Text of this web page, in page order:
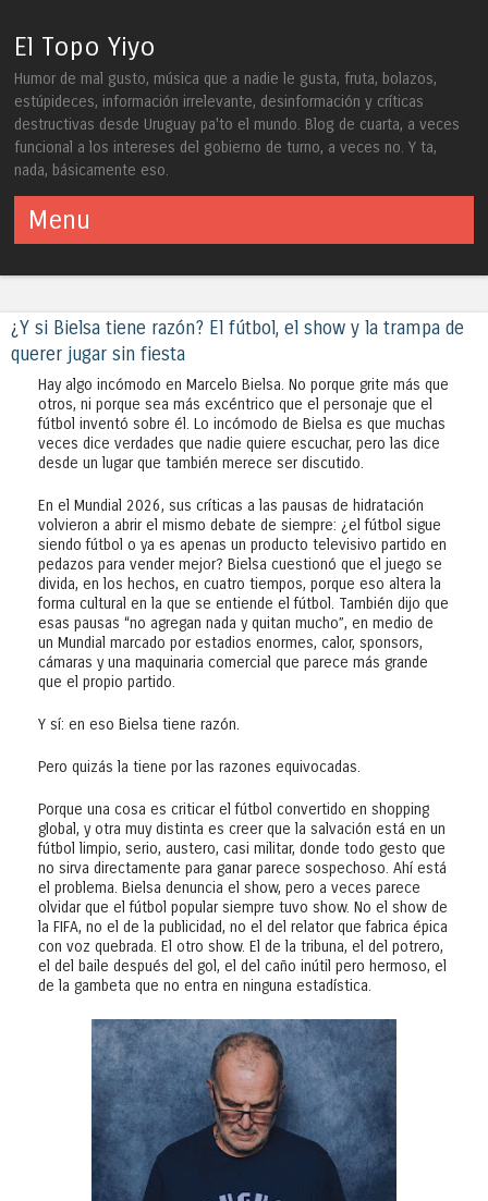
El Topo Yiyo
Humor de mal gusto, música que a nadie le gusta, fruta, bolazos,
estúpideces, información irrelevante, desinformación y críticas
destructivas desde Uruguay pa'to el mundo. Blog de cuarta, a veces
funcional a los intereses del gobierno de turno, a veces no. Y ta,
nada, básicamente eso.
Menu
¿Y si Bielsa tiene razón? El fútbol, el show y la trampa de
querer jugar sin fiesta
Hay algo incómodo en Marcelo Bielsa. No porque grite más que
otros, ni porque sea más excéntrico que el personaje que el
fútbol inventó sobre él. Lo incómodo de Bielsa es que muchas
veces dice verdades que nadie quiere escuchar, pero las dice
desde un lugar que también merece ser discutido.
En el Mundial 2026, sus críticas a las pausas de hidratación
volvieron a abrir el mismo debate de siempre: ¿el fútbol sigue
siendo fútbol o ya es apenas un producto televisivo partido en
pedazos para vender mejor? Bielsa cuestionó que el juego se
divida, en los hechos, en cuatro tiempos, porque eso altera la
forma cultural en la que se entiende el fútbol. También dijo que
esas pausas “no agregan nada y quitan mucho”, en medio de
un Mundial marcado por estadios enormes, calor, sponsors,
cámaras y una maquinaria comercial que parece más grande
que el propio partido.
Y sí: en eso Bielsa tiene razón.
Pero quizás la tiene por las razones equivocadas.
Porque una cosa es criticar el fútbol convertido en shopping
global, y otra muy distinta es creer que la salvación está en un
fútbol limpio, serio, austero, casi militar, donde todo gesto que
no sirva directamente para ganar parece sospechoso. Ahí está
el problema. Bielsa denuncia el show, pero a veces parece
olvidar que el fútbol popular siempre tuvo show. No el show de
la FIFA, no el de la publicidad, no el del relator que fabrica épica
con voz quebrada. El otro show. El de la tribuna, el del potrero,
el del baile después del gol, el del caño inútil pero hermoso, el
de la gambeta que no entra en ninguna estadística.